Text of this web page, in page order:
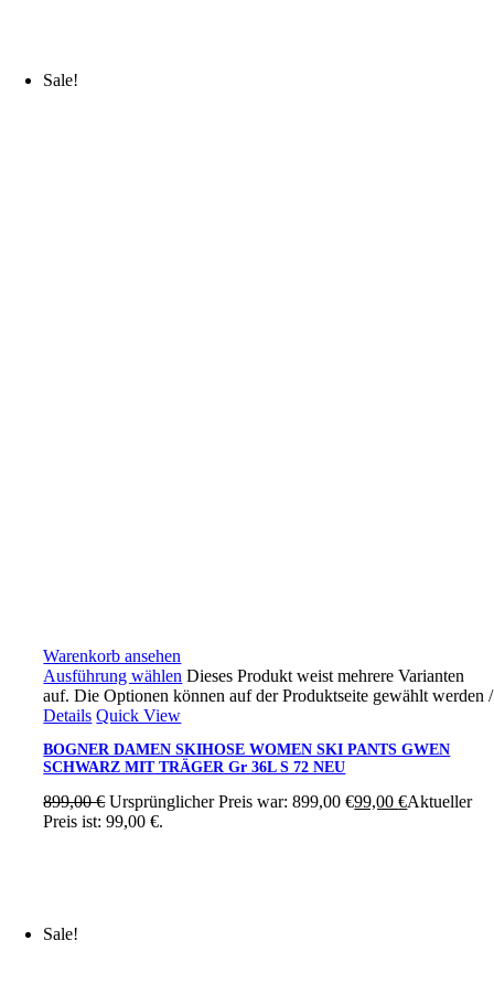
Sale!
Warenkorb ansehen
Ausführung wählen Dieses Produkt weist mehrere Varianten
auf. Die Optionen können auf der Produktseite gewählt werden/
Details Quick View
BOGNER DAMEN SKIHOSE WOMEN SKI PANTS GWEN
SCHWARZ MIT TRÄGER Gr 36L S 72 NEU
899,00€ Ursprünglicher Preis war: 899,00 €99,00€Aktueller
Preis ist: 99,00 €.
Sale!